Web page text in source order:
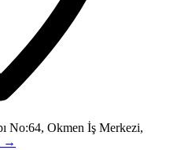
No:64, Okmen İş Merkezi,
→